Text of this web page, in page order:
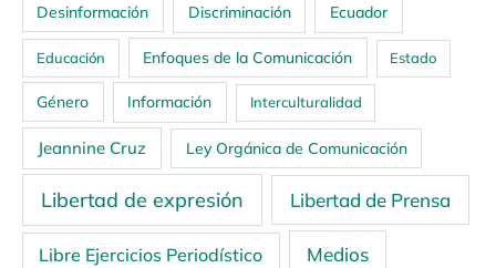
Desinformación Discriminación Ecuador
Educación Enfoques de la Comunicación Estado
Género Información Interculturalidad
Jeannine Cruz Ley Orgánica de Comunicación
Libertad de expresión Libertad de Prensa
Libre Ejercicios Periodístico Medios